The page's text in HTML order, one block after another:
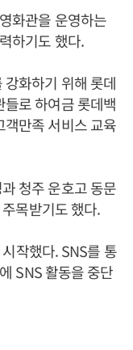
화관을 운영하는
하기도 했다.
화하기 위해 롯데
로 하여금 롯데백
만족 서비스 교육
청주 운호고 동문
목받기도 했다.
작했다. SNS를 통
SNS 활동을 중단